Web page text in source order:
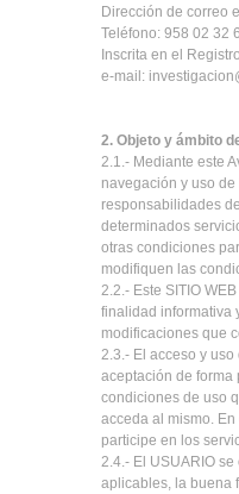
Dirección de correo
Teléfono: 958 02 32
Inscrita en el
e-mail:
2. Objeto y ámbito
2.1.- Mediante este
navegación y uso
responsabilidades
determinados
otras condiciones
modifiquen las
2.2.- Este SITIO
finalidad informativa
modificaciones que
2.3.- El acceso y
aceptación de forma
condiciones de uso
acceda al mismo.
participe en los
2.4.- El USUARIO
aplicables, la buena